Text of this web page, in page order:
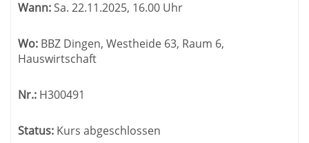
Wann:Sa. 22.11.2025, 16.00 Uhr
Wo: BBZ Dingen, Westheide 63, Raum 6,
Hauswirtschaft
Nr.: H300491
Status: Kurs abgeschlossen